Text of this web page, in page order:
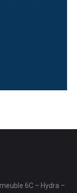
6C – Hydra –